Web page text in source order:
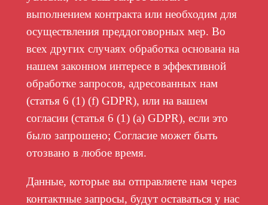
выполнением контракта или необходим для
осуществления преддоговорных мер. Во
всех других случаях обработка основана на
нашем законном интересе в эффективной
обработке запросов, адресованных нам
(статья 6 (1) (f) GDPR), или на вашем
согласии (статья 6 (1) (a) GDPR), если это
было запрошено; Согласие может быть
отозвано в любое время.
Данные, которые вы отправляете нам через
контактные запросы, будут оставаться у нас